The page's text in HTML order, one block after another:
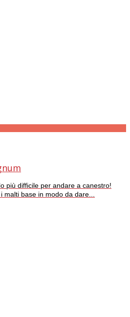
più difficile per andare a canestro!
malti base in modo da dare...